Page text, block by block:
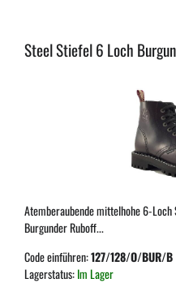
Steel Stiefel 6 Loch
Atemberaubende mittelhohe 6-
Burgunder Ruboff...
Code einführen:127/128/O/BUR/B
Lagerstatus:Im Lager